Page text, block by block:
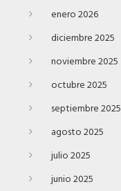
enero 2026
diciembre 2025
noviembre 2025
octubre 2025
septiembre 2025
agosto 2025
julio 2025
junio 2025